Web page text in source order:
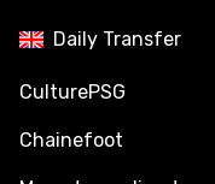
Daily Transfer
CulturePSG
Chainefoot